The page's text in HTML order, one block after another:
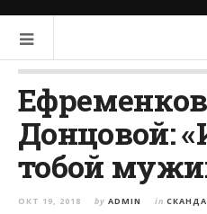
Донцовой:
тобой
ОКТ 19, 2018 by ADMIN in